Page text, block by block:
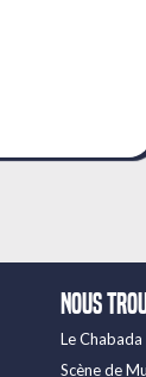
Nous
Le Chabada
Scène de